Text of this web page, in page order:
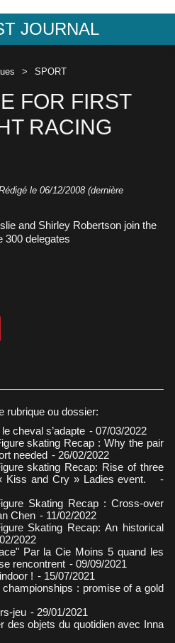
JOURNAL
> SPORT
FOR FIRST
RACING
le 06/12/2008 (dernière
and Shirley Robertson join the
300 delegates
rubrique ou dossier:
cheval s’adapte - 07/03/2022
skating Recap : Why the pair
needed - 26/02/2022
skating Recap: Rise of three
Kiss and Cry » Ladies event.
-
Skating Recap : Cross-over
Chen - 11/02/2022
Skating Recap: An historical
2022
Par la Cie Moins 5 quand les
rencontrent - 09/09/2021
! - 15/07/2021
: promise of a gold
jeu - 29/01/2021
des objets du quotidien avec Inna